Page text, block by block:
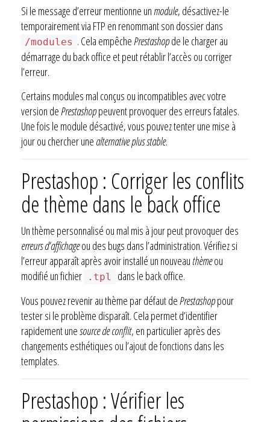
Si le message d’erreur mentionne un module, désactivez-le
temporairement via FTP en renommant son dossier dans
/modules . Cela empêchePrestashopde le charger au
démarrage du back office et peut rétablir l’accès ou corriger
l’erreur.
Certains modules mal conçus ou incompatibles avec votre
version dePrestashoppeuvent provoquer des erreurs fatales.
Une fois le module désactivé, vous pouvez tenter une mise à
jour ou chercher une alternative plus stable.
Prestashop : Corriger les conflits
de thème dans le back office
Un thème personnalisé ou mal mis à jour peut provoquer des
erreurs d’affichageou des bugs dans l’administration. Vérifiez si
l’erreur apparaît après avoir installé un nouveauthèmeou
modifié un fichier
.tpl
dans le back office.
Vous pouvez revenir au thème par défaut dePrestashoppour
tester si le problème disparaît. Cela permet d’identifier
rapidement unesource de conflit, en particulier après des
changements esthétiques ou l’ajout de fonctions dans les
templates.
Prestashop : Vérifier les